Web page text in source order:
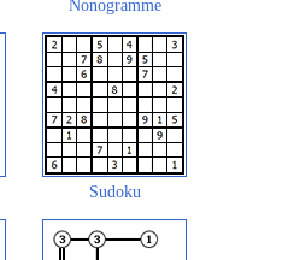
Nonogramme
Sudoku